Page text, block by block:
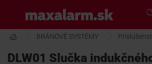
hlavnému
obsahu
www.maxalarm.sk
BRÁNOVÉ SYSTÉMY
DLW01 Slučka